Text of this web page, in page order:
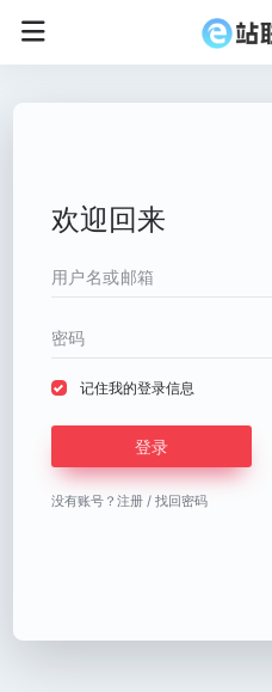
欢迎回来
记住我的登录信息
登录
没有账号？ 注册 / 找回密码